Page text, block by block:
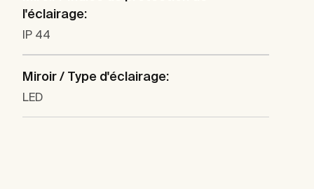
l'éclairage:
IP 44
Miroir / Type d'éclairage:
LED